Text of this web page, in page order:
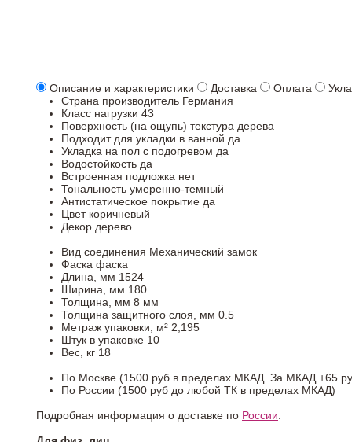
Описание и характеристики Доставка Оплата
Страна производитель Германия
Класс нагрузки 43
Поверхность (на ощупь) текстура дерева
Подходит для укладки в ванной да
Укладка на пол c подогревом да
Водостойкость да
Встроенная подложка нет
Тональность умеренно-темный
Антистатическое покрытие да
Цвет коричневый
Декор дерево
Вид соединения Механический замок
Фаска фаска
Длина, мм 1524
Ширина, мм 180
Толщина, мм 8 мм
Толщина защитного слоя, мм 0.5
Метраж упаковки, м² 2,195
Штук в упаковке 10
Вес, кг 18
По Москве (1500 руб в пределах МКАД. За МКАД +65
По России (1500 руб до любой ТК в пределах МКАД)
Подробная информация о доставке по России